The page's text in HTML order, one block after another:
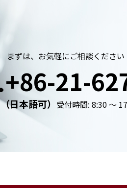
まずは、お気軽にご相談ください
+86-21-
（日本語可） 受付時間: 8:30 ～